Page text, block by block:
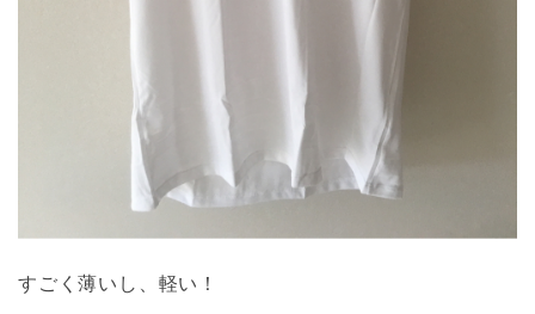
すごく薄いし、軽い！